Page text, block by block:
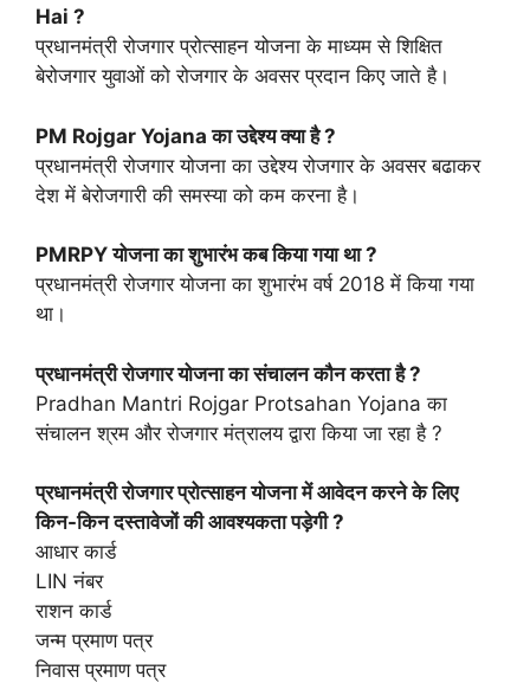
Hai ?
प्रधानमंत्री रोजगार प्रोत्साहन योजना के माध्यम से शिक्षित
बेरोजगार युवाओं को रोजगार के अवसर प्रदान किए जाते है।
PM Rojgar Yojana का उद्देश्य क्या है ?
प्रधानमंत्री रोजगार योजना का उद्देश्य रोजगार के अवसर बढाकर
देश में बेरोजगारी की समस्या को कम करना है।
PMRPY योजना का शुभारंभ कब किया गया था ?
प्रधानमंत्री रोजगार योजना का शुभारंभ वर्ष 2018 में किया गया
था।
प्रधानमंत्री रोजगार योजना का संचालन कौन करता है ?
Pradhan Mantri Rojgar Protsahan Yojana का
संचालन श्रम और रोजगार मंत्रालय द्वारा किया जा रहा है ?
प्रधानमंत्री रोजगार प्रोत्साहन योजना में आवेदन करने के लिए
किन-किन दस्तावेजों की आवश्यकता पड़ेगी ?
आधार कार्ड
LIN नंबर
राशन कार्ड
जन्म प्रमाण पत्र
निवास प्रमाण पत्र